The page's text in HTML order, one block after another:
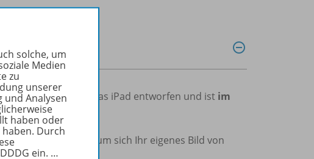
wurde speziell für das iPad entworfen und ist im
dem E-Book laden, um sich Ihr eigenes Bild von
solche, um
Medien
zu
unserer
und Analysen
haben oder
Durch
ein. …